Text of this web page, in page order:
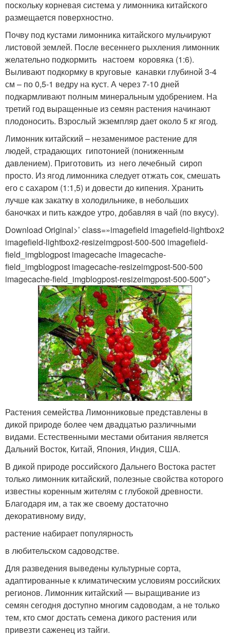
поскольку корневая система у лимонника китайского
размещается поверхностно.
Почву под кустами лимонника китайского мульчируют
листовой землей. После весеннего рыхления лимонник
желательно подкормить настоем коровяка (1:6).
Выливают подкормку в круговые канавки глубиной 3-4
см – по 0,5-1 ведру на куст. А через 7-10 дней
подкармливают полным минеральным удобрением. На
третий год выращенные из семян растения начинают
плодоносить. Взрослый экземпляр дает около 5 кг ягод.
Лимонник китайский – незаменимое растение для
людей, страдающих гипотонией (пониженным
давлением). Приготовить из него лечебный сироп
просто. Из ягод лимонника следует отжать сок, смешать
его с сахаром (1:1,5) и довести до кипения. Хранить
лучше как закатку в холодильнике, в небольших
баночках и пить каждое утро, добавляя в чай (по вкусу).
Download Original>’ class=»imagefield imagefield-lightbox2
imagefield-lightbox2-resizeimgpost-500-500 imagefield-
field_imgblogpost imagecache imagecache-
field_imgblogpost imagecache-resizeimgpost-500-500
imagecache-field_imgblogpost-resizeimgpost-500-500″>
Растения семейства Лимонниковые представлены в
дикой природе более чем двадцатью различными
видами. Естественными местами обитания является
Дальний Восток, Китай, Япония, Индия, США.
В дикой природе российского Дальнего Востока растет
только лимонник китайский, полезные свойства которого
известны коренным жителям с глубокой древности.
Благодаря им, а так же своему достаточно
декоративному виду,
растение набирает популярность
в любительском садоводстве.
Для разведения выведены культурные сорта,
адаптированные к климатическим условиям российских
регионов. Лимонник китайский — выращивание из
семян сегодня доступно многим садоводам, а не только
тем, кто смог достать семена дикого растения или
привезти саженец из тайги.